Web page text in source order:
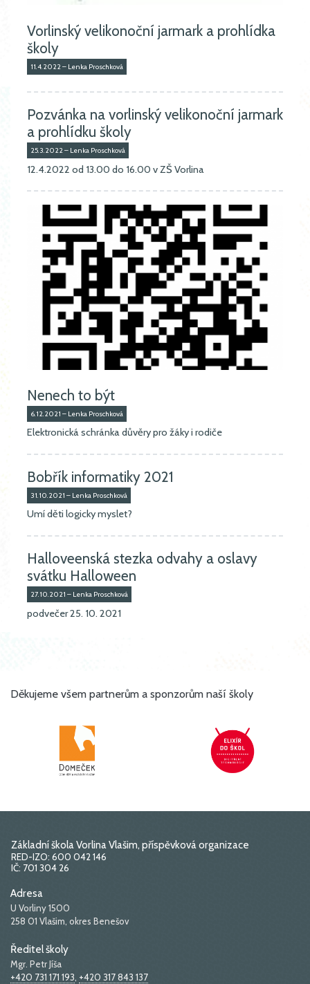
Vorlinský velikonoční jarmark a prohlídka
školy
11.4.2022 – Lenka Proschková
Pozvánka na vorlinský velikonoční jarmark
a prohlídku školy
25.3.2022 – Lenka Proschková
12.4.2022 od 13.00 do 16.00 v ZŠ Vorlina
Nenech to být
6.12.2021 – Lenka Proschková
Elektronická schránka důvěry pro žáky i rodiče
Bobřík informatiky 2021
31.10.2021 – Lenka Proschková
Umí děti logicky myslet?
Halloveenská stezka odvahy a oslavy
svátku Halloween
27.10.2021 – Lenka Proschková
podvečer 25. 10. 2021
Děkujeme všem partnerům a sponzorům naší školy
Základní škola Vorlina Vlašim, příspěvková organizace
RED-IZO: 600 042 146
IČ: 701 304 26
Adresa
U Vorliny 1500
258 01 Vlašim, okres Benešov
Ředitel školy
Mgr. Petr Jíša
+420 731 171 193, +420 317 843 137